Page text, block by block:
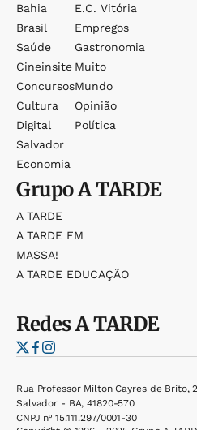
Bahia
Brasil
Saúde
Cineinsite
Concursos
Cultura
Digital
Salvador
Economia
E.c. Vitória
Empregos
Gastronomia
Muito
Mundo
Opinião
Política
GrupoA TARDE
A TARDE
A TARDE FM
MASSA!
A TARDE EDUCAÇÃO
RedesA TARDE
Rua Professor Milton Cayres de Brito,
Salvador - BA, 41820-570
CNPJ nº 15.111.297/0001-30